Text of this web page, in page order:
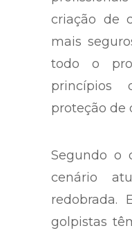
criação de
mais
todo o
princípios
proteção de
Segundo o
cenário
redobrada.
golpistas